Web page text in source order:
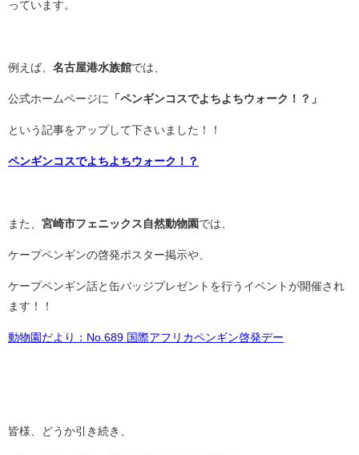
っています。
例えば、 名古屋港水族館では、
公式ホームページに 「ペンギンコスでよちよちウォーク！？」
という記事をアップして下さいました！！
ペンギンコスでよちよちウォーク！？
また、 宮崎市フェニックス自然動物園 では、
ケープペンギンの啓発ポスター掲示や、
ケープペンギン話と缶バッジプレゼントを行うイベントが開催され
ます！！
動物園だより：No.689 国際アフリカペンギン啓発デー
皆様、どうか引き続き、